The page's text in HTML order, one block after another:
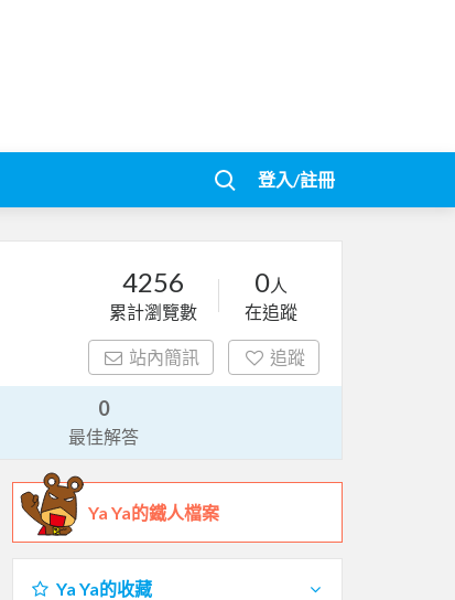
登入/註冊
4256
累計瀏覽數
0人
在追蹤
站內簡訊 追蹤
0
最佳解答
Ya Ya的鐵人檔案
Ya Ya的收藏